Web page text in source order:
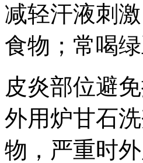
减轻汗液刺
食物；常喝
皮炎部位避
外用炉甘石
物，严重时